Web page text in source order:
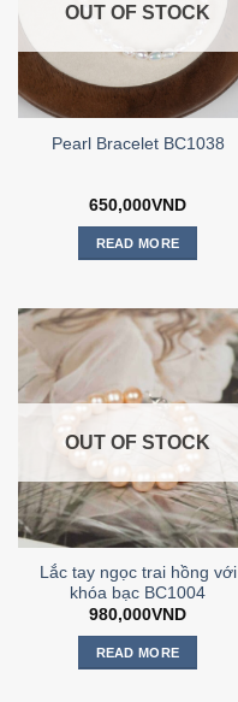
OUT OF STOCK
Pearl Bracelet BC1038
650,000VND
READ MORE
OUT OF STOCK
Lắc tay ngọc trai hồng với
khóa bạc BC1004
980,000VND
READ MORE